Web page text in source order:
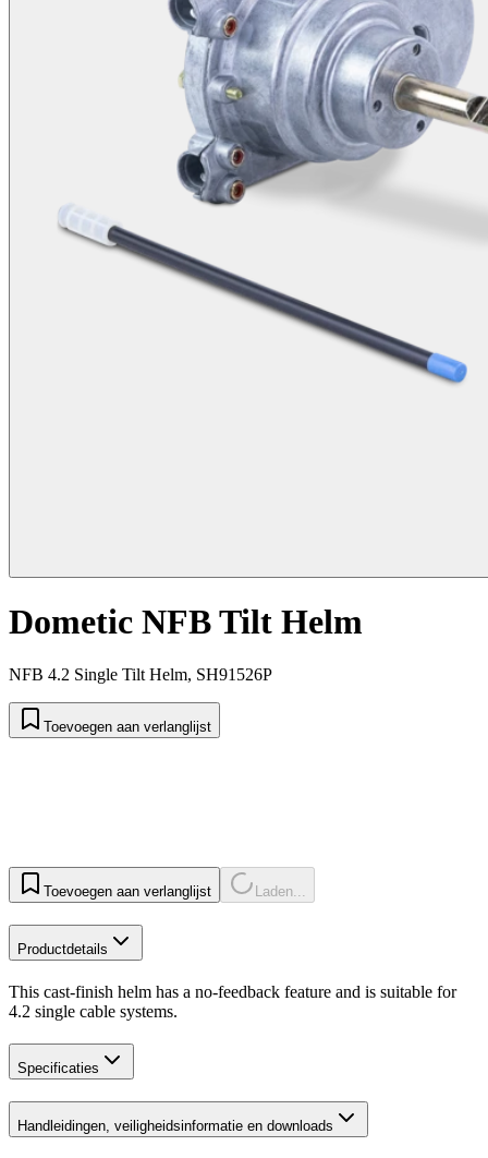
Dometic NFB Tilt Helm
NFB 4.2 Single Tilt Helm, SH91526P
Toevoegen aan verlanglijst
Toevoegen aan verlanglijst Laden...
Productdetails
This cast-finish helm has a no-feedback feature and is suitable for
4.2 single cable systems.
Specificaties
Handleidingen, veiligheidsinformatie en downloads